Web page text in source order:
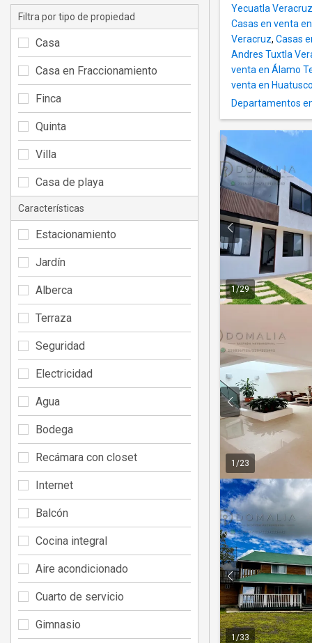
Yecuatla
Casas en venta
Veracruz, Casas
Andres Tuxtla
venta en Álamo
venta en Huatusco
Departamentos
1/29
1 /23
1/33
Filtra por tipo de propiedad
Casa
Casa en Fraccionamiento
Finca
Quinta
Villa
Casa de playa
Características
Estacionamiento
Jardín
Alberca
Terraza
Seguridad
Electricidad
Agua
Bodega
Recámara con closet
Internet
Balcón
Cocina integral
Aire acondicionado
Cuarto de servicio
Gimnasio